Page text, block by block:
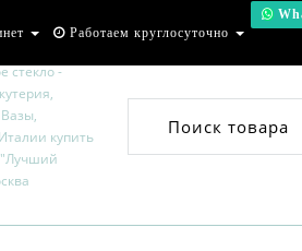
Работаем круглосуточно
Поиск товара